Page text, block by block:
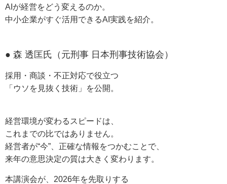
AIが経営をどう変えるのか。
中小企業がすぐ活用できるAI実践を紹介。
● 森 透匡氏（元刑事 日本刑事技術協会）
採用・商談・不正対応で役立つ
「ウソを見抜く技術」を公開。
経営環境が変わるスピードは、
これまでの比ではありません。
経営者が“今”、正確な情報をつかむことで、
来年の意思決定の質は大きく変わります。
本講演会が、2026年を先取りする